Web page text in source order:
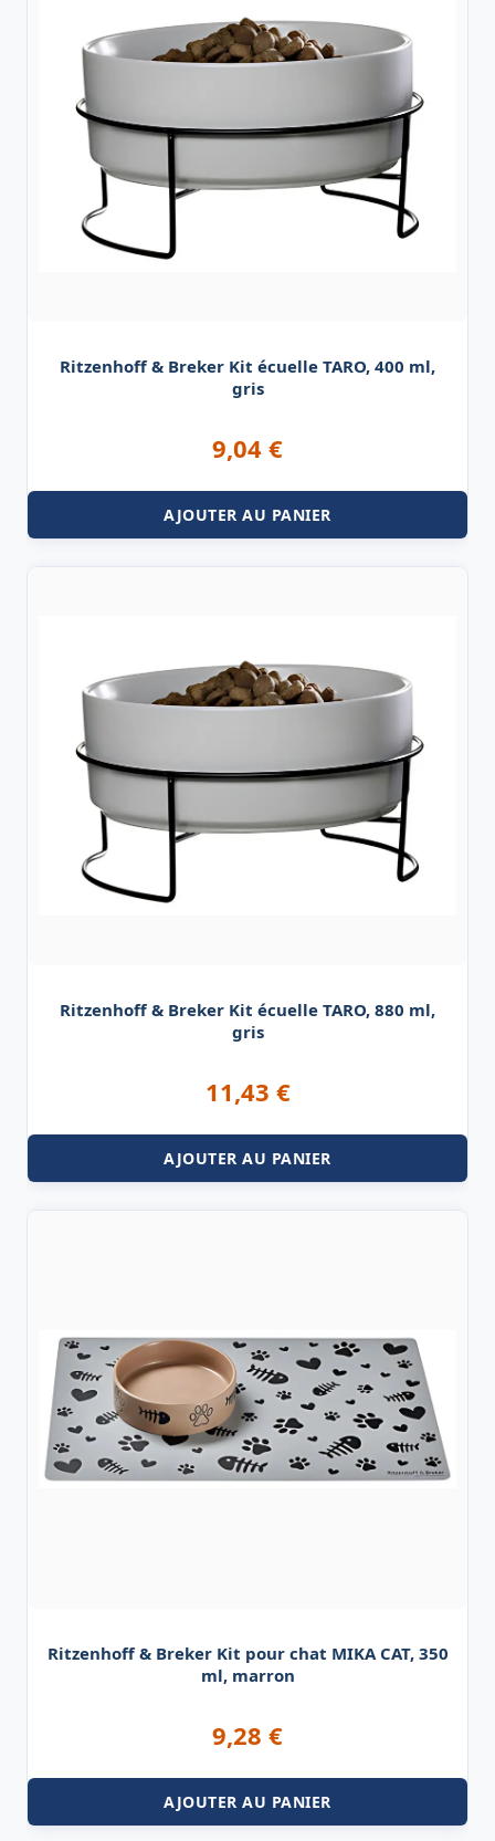
Ritzenhoff & Breker Kit écuelle TARO, 400 ml,
gris
9,04 €
AJOUTER AU PANIER
Ritzenhoff & Breker Kit écuelle TARO, 880 ml,
gris
11,43 €
AJOUTER AU PANIER
Ritzenhoff & Breker Kit pour chat MIKA CAT, 350
ml, marron
9,28 €
AJOUTER AU PANIER